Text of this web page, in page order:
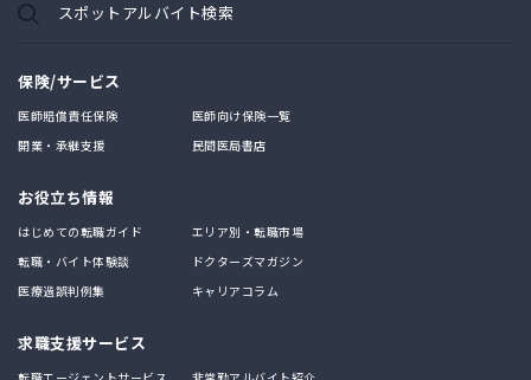
スポットアルバイト検索
保険/サービス
医師賠償責任保険
医師向け保険一覧
開業・承継支援
民間医局書店
お役立ち情報
はじめての転職ガイド
エリア別・転職市場
転職・バイト体験談
ドクターズマガジン
医療過誤判例集
キャリアコラム
求職支援サービス
転職エージェントサービス 非常勤アルバイト紹介